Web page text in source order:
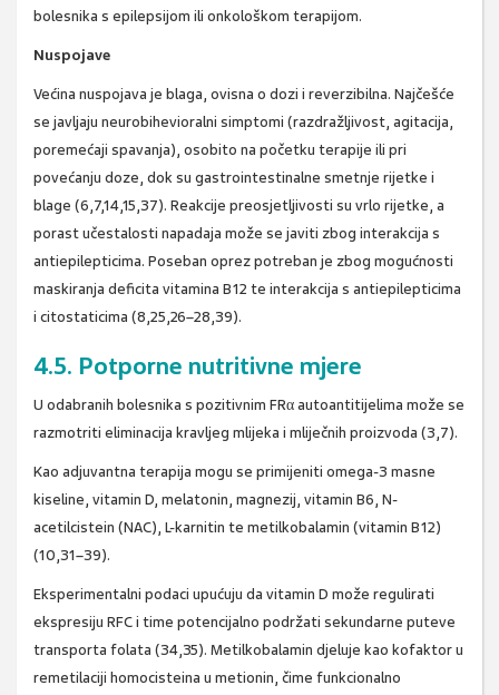
bolesnika s epilepsijom ili onkološkom terapijom.
Nuspojave
Većina nuspojava je blaga, ovisna o dozi i reverzibilna. Najčešće
se javljaju neurobihevioralni simptomi (razdražljivost, agitacija,
poremećaji spavanja), osobito na početku terapije ili pri
povećanju doze, dok su gastrointestinalne smetnje rijetke i
blage (6,7,14,15,37). Reakcije preosjetljivosti su vrlo rijetke, a
porast učestalosti napadaja može se javiti zbog interakcija s
antiepilepticima. Poseban oprez potreban je zbog mogućnosti
maskiranja deficita vitamina B12 te interakcija s antiepilepticima
i citostaticima (8,25,26–28,39).
4.5. Potporne nutritivne mjere
U odabranih bolesnika s pozitivnim FRα autoantitijelima može se
razmotriti eliminacija kravljeg mlijeka i mliječnih proizvoda (3,7).
Kao adjuvantna terapija mogu se primijeniti omega-3 masne
kiseline, vitamin D, melatonin, magnezij, vitamin B6, N-
acetilcistein (NAC), L-karnitin te metilkobalamin (vitamin B12)
(10,31–39).
Eksperimentalni podaci upućuju da vitamin D može regulirati
ekspresiju RFC i time potencijalno podržati sekundarne puteve
transporta folata (34,35). Metilkobalamin djeluje kao kofaktor u
remetilaciji homocisteina u metionin, čime funkcionalno